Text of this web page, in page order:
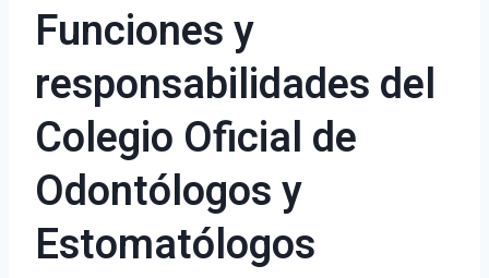
Funciones y
responsabilidades del
Colegio Oficial de
Odontólogos y
Estomatólogos